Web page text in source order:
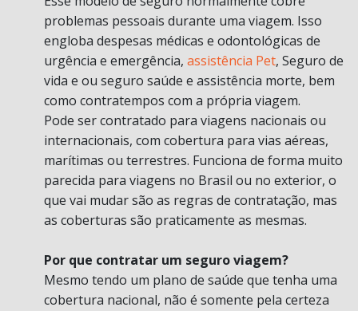
problemas pessoais durante uma viagem. Isso
engloba despesas médicas e odontológicas de
urgência e emergência, assistência Pet, Seguro de
vida e ou seguro saúde e assistência morte, bem
como contratempos com a própria viagem.
Pode ser contratado para viagens nacionais ou
internacionais, com cobertura para vias aéreas,
marítimas ou terrestres. Funciona de forma muito
parecida para viagens no Brasil ou no exterior, o
que vai mudar são as regras de contratação, mas
as coberturas são praticamente as mesmas.
Por que contratar um seguro viagem?
Mesmo tendo um plano de saúde que tenha uma
cobertura nacional, não é somente pela certeza